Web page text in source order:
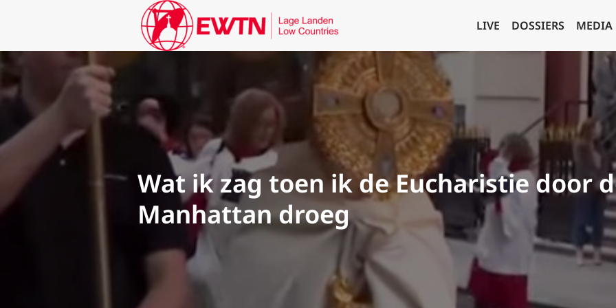
LIVE DOSSIERS MEDIA
Wat ik zag toen ik de Eucharistie door
Manhattan droeg